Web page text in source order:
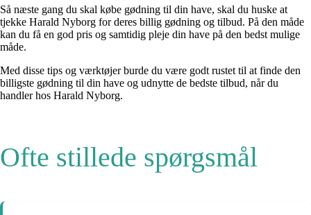
Så næste gang du skal købe gødning til din have, skal du huske at
tjekke Harald Nyborg for deres billig gødning og tilbud. På den måde
kan du få en god pris og samtidig pleje din have på den bedst mulige
måde.
Med disse tips og værktøjer burde du være godt rustet til at finde den
billigste gødning til din have og udnytte de bedste tilbud, når du
handler hos Harald Nyborg.
Ofte stillede spørgsmål